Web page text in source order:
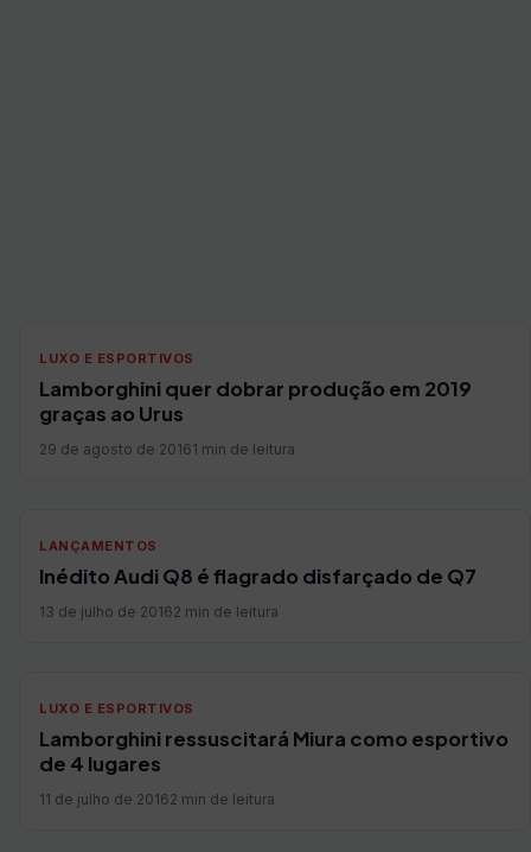
LUXO E ESPORTIVOS
Lamborghini quer dobrar produção em 2019
graças ao Urus
29 de agosto de 20161 min de leitura
LANÇAMENTOS
Inédito Audi Q8 é flagrado disfarçado de Q7
13 de julho de 20162 min de leitura
LUXO E ESPORTIVOS
Lamborghini ressuscitará Miura como esportivo
de 4 lugares
11 de julho de 20162 min de leitura